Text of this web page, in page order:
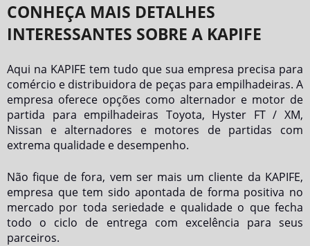
CONHEÇA MAIS DETALHES
INTERESSANTES SOBRE A KAPIFE
Aqui na KAPIFE tem tudo que sua empresa precisa para
comércio e distribuidora de peças para empilhadeiras. A
empresa oferece opções como alternador e motor de
partida para empilhadeiras Toyota, Hyster FT / XM,
Nissan e alternadores e motores de partidas com
extrema qualidade e desempenho.
Não fique de fora, vem ser mais um cliente da KAPIFE,
empresa que tem sido apontada de forma positiva no
mercado por toda seriedade e qualidade o que fecha
todo o ciclo de entrega com excelência para seus
parceiros.